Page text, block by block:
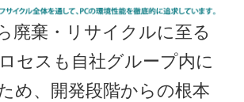
廃棄・リサイクルに至る
セスも自社グループ内に
め、開発段階からの根本